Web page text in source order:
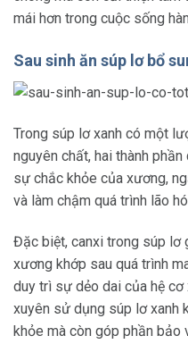
mái hơn trong cuộc sống
Sau sinh ăn súp lơ bổ
Trong súp lơ xanh có một
nguyên chất, hai thành
sự chắc khỏe của xương,
và làm chậm quá trình lão
Đặc biệt, canxi trong súp lơ
xương khớp sau quá trình
duy trì sự dẻo dai của hệ
xuyên sử dụng súp lơ xanh
khỏe mà còn góp phần bảo